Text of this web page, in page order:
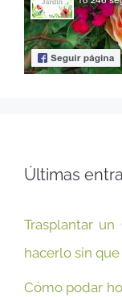
Últimas
Trasplantar
hacerlo sin que
Cómo podar